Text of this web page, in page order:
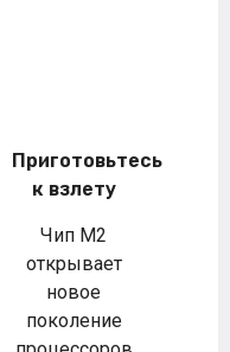
Приготовьтесь
к взлету
Чип M2
открывает
новое
поколение